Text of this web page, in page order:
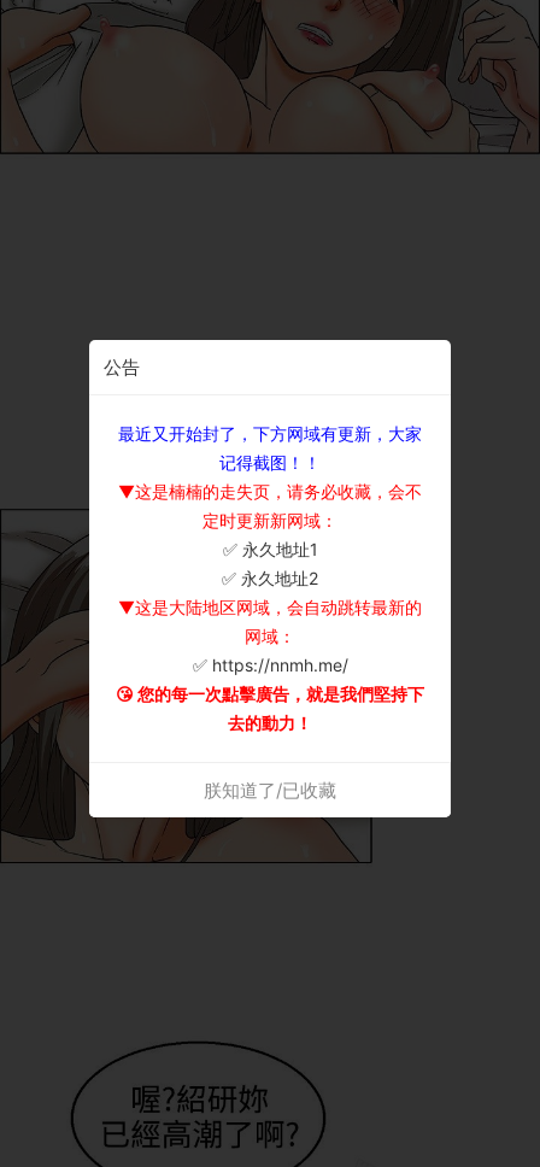
公告
最近又开始封了，下方网域有更新，大家
记得截图！！
▼这是楠楠的走失页，请务必收藏，会不
定时更新新网域：
✅ 永久地址1
✅ 永久地址2
▼这是大陆地区网域，会自动跳转最新的
网域：
✅ https://nnmh.me/
😘 您的每一次點擊廣告，就是我們堅持下
去的動力！
朕知道了/已收藏